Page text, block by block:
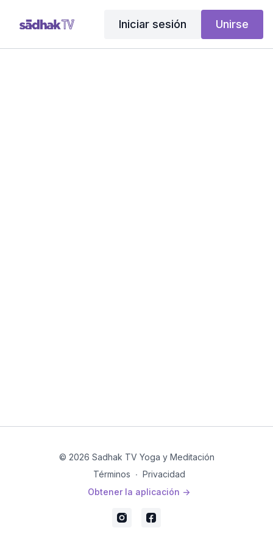
Iniciar sesión Unirse
© 2026 Sadhak TV Yoga y Meditación
Términos ∙ Privacidad
Obtener la aplicación ->